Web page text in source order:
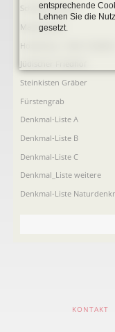
Schmiede Galen
Mariensäule
Hochkreuz - Alter Friedhof
Jüdischer Friedhof
Steinkisten Gräber
Fürstengrab
Denkmal-Liste A
Denkmal-Liste B
Denkmal-Liste C
Denkmal_Liste weitere
Denkmal-Liste
KONTAKT
entsprechende
Lehnen Sie die
gesetzt.